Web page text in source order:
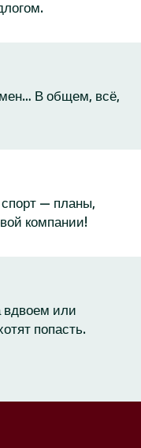
В общем, всё,
— планы,
компании!
вдвоем или
попасть.